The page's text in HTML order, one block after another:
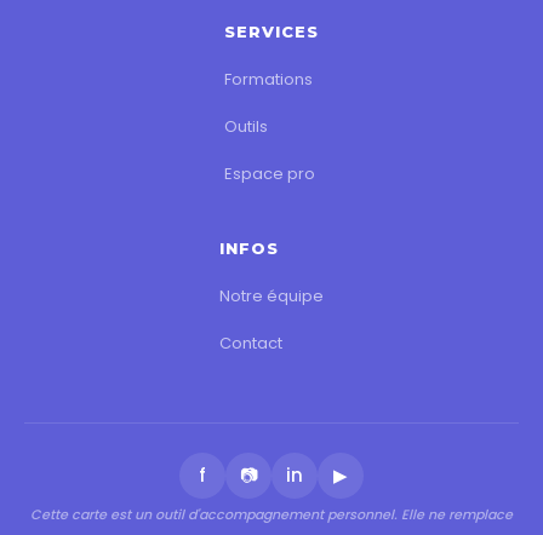
SERVICES
Formations
Outils
Espace pro
INFOS
Notre équipe
Contact
f 📷 in ▶
Cette carte est un outil d'accompagnement personnel. Elle ne remplace